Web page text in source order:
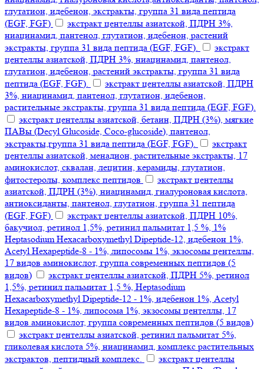
глутатион, идебенон, экстракты, группа 31 вида пептида
(EGF, FGF)
экстракт центеллы азиатской, ПДРН 3%,
ниацинамид, пантенол, глутатион, идебенон, растений
экстракты, группа 31 вида пептида (EGF, FGF).
экстракт
центеллы азиатской, ПДРН 3%, ниацинамид, пантенол,
глутатион, идебенон, растений экстракты, группа 31 вида
пептида (EGF, FGF).
экстракт центеллы азиатской, ПДРН
3%, ниацинамид, пантенол, глутатион, идебенон,
растительные экстракты, группа 31 вида пептида (EGF, FGF).
экстракт центеллы азиатской, бетаин, ПДРН (3%), мягкие
ПАВы (Decyl Glucoside, Coco-glucoside), пантенол,
экстракты,группа 31 вида пептида (EGF, FGF).
экстракт
центеллы азиатской, менадион, растительные экстракты, 17
аминокислот, сквалан, лецитин, керамиды, глутатион,
фитостеролы, комплекс пептидов
экстракт центеллы
азиатской, ПДРН (3%), ниацинамид, гиалуроновая кислота,
антиоксиданты, пантенол, глутатион, группа 31 пептида
(EGF, FGF)
экстракт центеллы азиатской, ПДРН 10%,
бакучиол, ретинол 1,5%, ретинил пальмитат 1,5 %, 1%
Heptasodium Hexacarboxymethyl Dipeptide-12, идебенон 1%,
Acetyl Hexapeptide-8 - 1%, липосомы 1%, экзосомы центеллы,
17 видов аминокислот, группа современных пептидов (5
видов)
экстракт центеллы азиатской, ПДРН 5%, ретинол
1,5%, ретинил пальмитат 1,5 %, Heptasodium
Hexacarboxymethyl Dipeptide-12 - 1%, идебенон 1%, Acetyl
Hexapeptide-8 - 1%, липосома 1%, экзосомы центеллы, 17
видов аминокислот, группа современных пептидов (5 видов)
экстракт центеллы азиатской, ретинил пальмитат 5%,
гликолевая кислота 5%, ниацинамид, комплекс растительных
экстрактов, пептидный комплекс.
экстракт центеллы